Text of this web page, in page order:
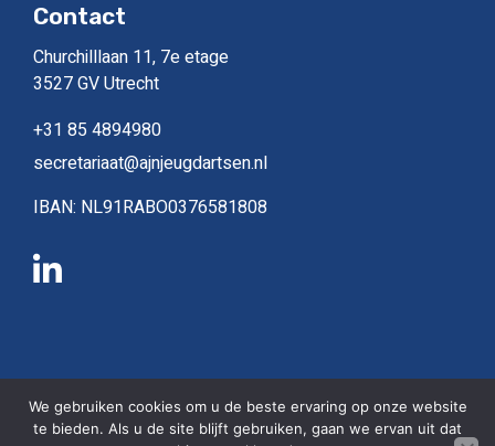
Contact
Churchilllaan 11, 7e etage
3527 GV Utrecht
+31 85 4894980
secretariaat@ajnjeugdartsen.nl
IBAN: NL91RABO0376581808
Copyright © 2026, alle rechten gereserveerd
We gebruiken cookies om u de beste ervaring op onze website
te bieden. Als u de site blijft gebruiken, gaan we ervan uit dat